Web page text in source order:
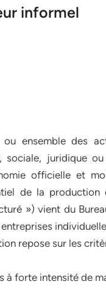
informel
ensemble des
juridique ou
officielle et
de la
») vient du
repose sur les
à forte intensité de